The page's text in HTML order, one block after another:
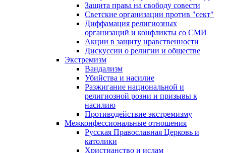
Защита права на свободу совести
Светские организации против "сект"
Диффамация религиозных
организаций и конфликты со СМИ
Акции в защиту нравственности
Дискуссии о религии и обществе
Экстремизм
Вандализм
Убийства и насилие
Разжигание национальной и
религиозной розни и призывы к
насилию
Противодействие экстремизму
Межконфессиональные отношения
Русская Православная Церковь и
католики
Христианство и ислам